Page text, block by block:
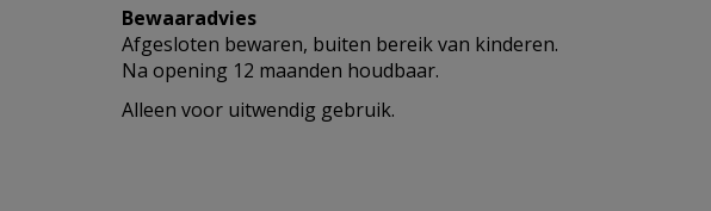
Bewaaradvies
Afgesloten bewaren, buiten bereik van kinderen.
Na opening 12 maanden houdbaar.
Alleen voor uitwendig gebruik.